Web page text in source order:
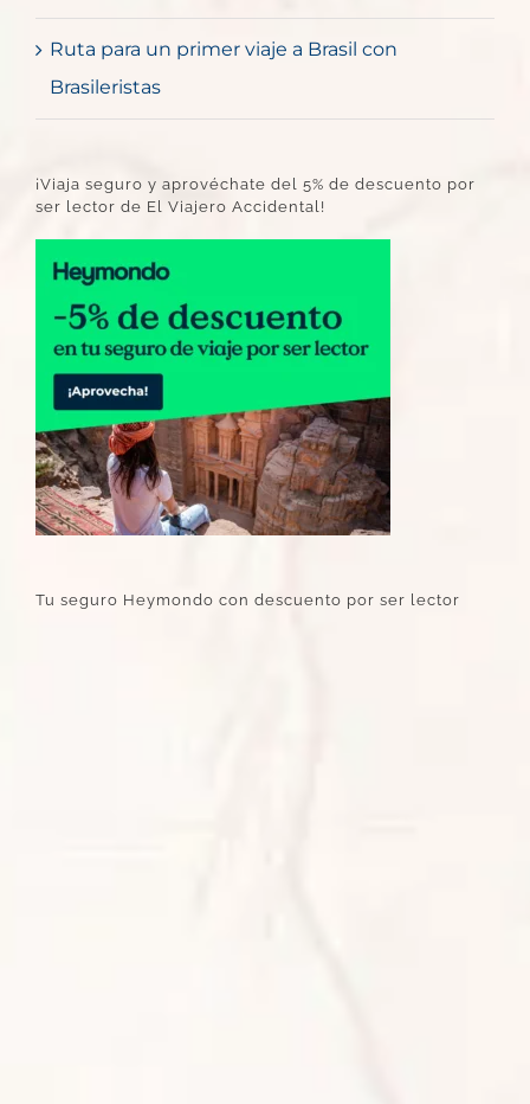
Ruta para un primer viaje a Brasil con
Brasileristas
¡Viaja seguro y aprovéchate del 5% de descuento por
ser lector de El Viajero Accidental!
Tu seguro Heymondo con descuento por ser lector